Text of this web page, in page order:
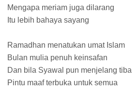
Mengapa meriam juga dilarang
Itu lebih bahaya sayang
Ramadhan menatukan umat Islam
Bulan mulia penuh keinsafan
Dan bila Syawal pun menjelang tiba
Pintu maaf terbuka untuk semua